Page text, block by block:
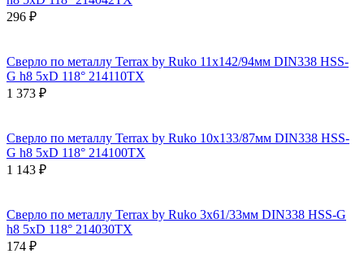
296 ₽
Сверло по металлу Terrax by Ruko 11x142/94мм DIN338 HSS-
G h8 5xD 118° 214110TX
1 373 ₽
Сверло по металлу Terrax by Ruko 10x133/87мм DIN338 HSS-
G h8 5xD 118° 214100TX
1 143 ₽
Сверло по металлу Terrax by Ruko 3x61/33мм DIN338 HSS-G
h8 5xD 118° 214030TX
174 ₽